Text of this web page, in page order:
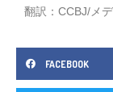
翻訳：CCBJ/メ
FACEBOOK